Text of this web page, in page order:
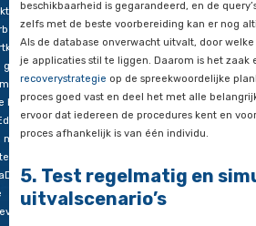
flink
Is
drukke perioden kan het voor
overweldigend zijn om steeds
systeemfouten te verhelpen, vooral
‘downtime’ geen optie is. Zorg
beschikbaar of stand-by is, 24 uur
problemen snel te diagnosticeren
4. Stel een backup-
recoverystrategie op